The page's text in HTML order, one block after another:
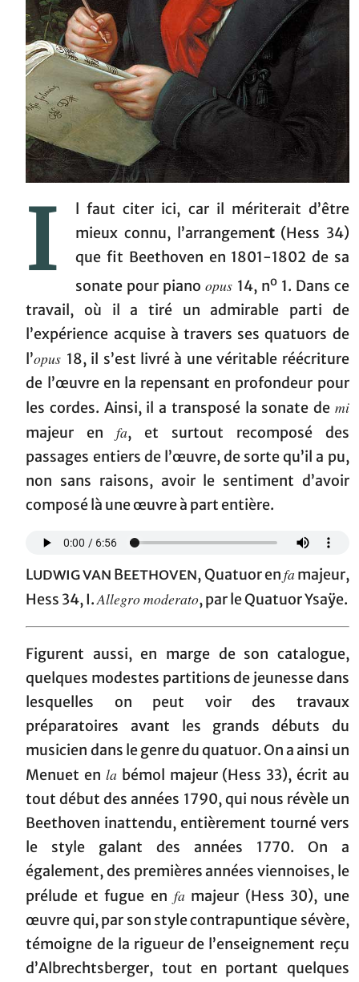
I
l faut citer ici, car il mériterait d’être
mieux connu, l’arrangement(Hess 34)
que fit Beethoven en 1801-1802 de sa
sonate pour pianoopus 14, no1. Dans ce
travail, où il a tiré un admirable parti de
l’expérience acquise à travers ses quatuors de
l’opus 18, il s’est livré à une véritable réécriture
de l’œuvre en la repensant en profondeur pour
les cordes. Ainsi, il a transposé la sonate de mi
majeur enfa, et surtout recomposé des
passages entiers de l’œuvre, de sorte qu’il a pu,
non sans raisons, avoir le sentiment d’avoir
composé là une œuvre à part entière.
Ludwig van Beethoven, Quatuor enfa majeur,
Hess 34, I.Allegro moderato, par le Quatuor Ysaÿe.
Figurent aussi, en marge de son catalogue,
quelques modestes partitions de jeunesse dans
lesquelles on peut voir des travaux
préparatoires avant les grands débuts du
musicien dans le genre du quatuor. On a ainsi un
Menuet en la bémol majeur (Hess 33), écrit au
tout début des années 1790, qui nous révèle un
Beethoven inattendu, entièrement tourné vers
le style galant des années 1770. On a
également, des premières années viennoises, le
prélude et fugue en fa majeur (Hess 30), une
œuvre qui, par son style contrapuntique sévère,
témoigne de la rigueur de l’enseignement reçu
d’Albrechtsberger, tout en portant quelques